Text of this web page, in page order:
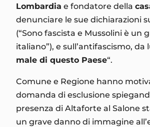
Lombardia e fondatore della
denunciare le sue dichiarazioni
(“Sono fascista e Mussolini è un
italiano”), e sull’antifascismo, da
male di questo Paese“.
Comune e Regione hanno
domanda di esclusione
presenza di Altaforte al Salone
un grave danno di immagine